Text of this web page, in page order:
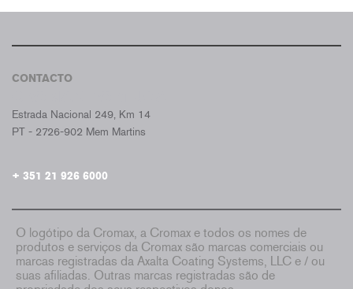
CONTACTO
Estrada Nacional 249, Km 14
PT - 2726-902 Mem Martins
+ 351 21 926 6000
O logótipo da Cromax, a Cromax e todos os nomes de
produtos e serviços da Cromax são marcas comerciais ou
marcas registradas da Axalta Coating Systems, LLC e / ou
suas afiliadas. Outras marcas registradas são de